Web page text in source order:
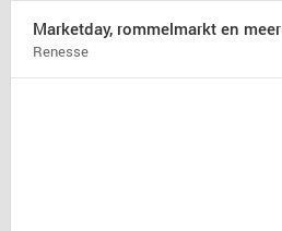
Marketday, rommelmarkt en meer
Renesse